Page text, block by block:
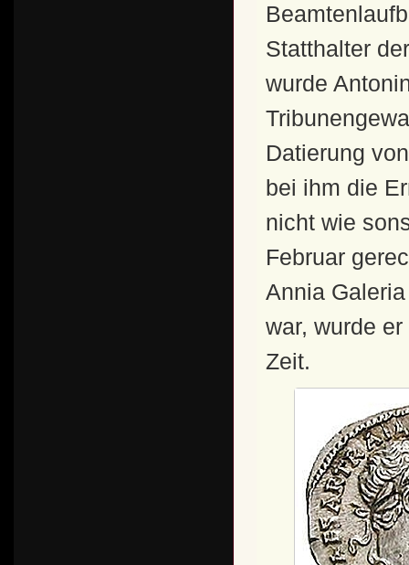
Statthalter
wurde
Datierung
bei ihm die
nicht wie
Februar
Annia
war, wurde
Zeit.